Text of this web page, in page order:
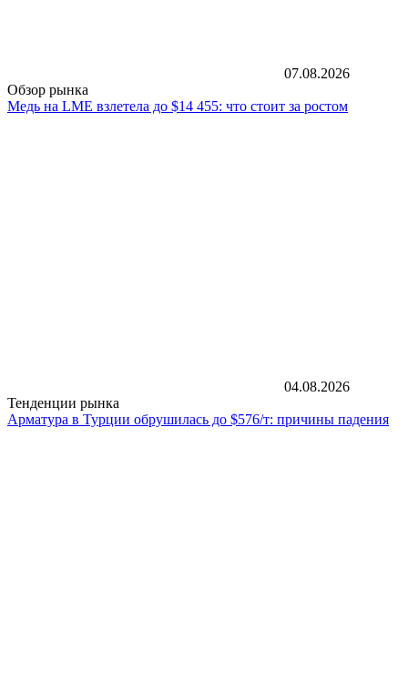
07.08.2026
Обзор рынка
Медь на LME взлетела до $14 455: что стоит за ростом
04.08.2026
Тенденции рынка
Арматура в Турции обрушилась до $576/т: причины падения